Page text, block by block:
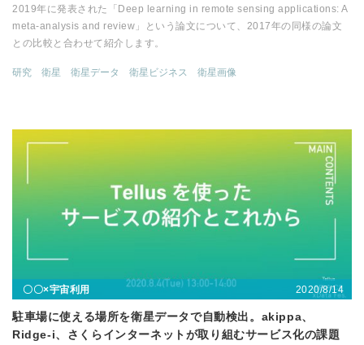
2019年に発表された「Deep learning in remote sensing applications: A
meta-analysis and review」という論文について、2017年の同様の論文
との比較と合わせて紹介します。
研究 衛星 衛星データ 衛星ビジネス 衛星画像
〇〇×宇宙利用 2020/8/14
駐車場に使える場所を衛星データで自動検出。akippa、
Ridge-i、さくらインターネットが取り組むサービス化の課題